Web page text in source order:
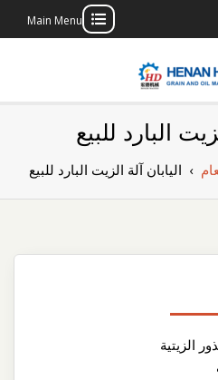
Main Menu
مصنع إنتاج
النباتية
الخاص بك
البارد للبيع
› اليابان آلة الزيت البارد للبيع
الزيتية